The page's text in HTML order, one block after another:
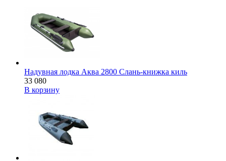
Надувная лодка Аква 2800 Слань-книжка киль
33 080
В корзину